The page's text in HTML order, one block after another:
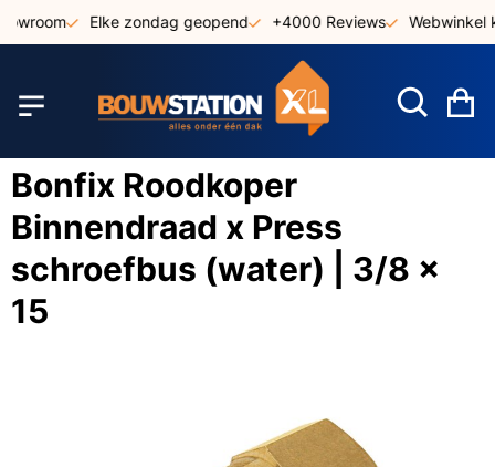
naar
Elke zondag geopend +4000 Reviews Webwinkel
Bonfix Roodkoper
Binnendraad x Press
schroefbus (water) | 3/8 x
15